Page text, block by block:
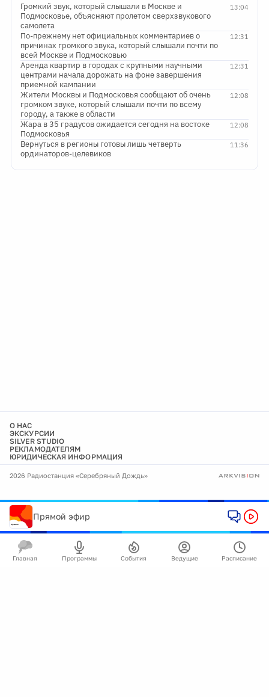
13:04
Громкий звук, который слышали в Москве и
Подмосковье, объясняют пролетом сверхзвукового
самолета
12:31
По-прежнему нет официальных комментариев о
причинах громкого звука, который слышали почти по
всей Москве и Подмосковью
12:31
Аренда квартир в городах с крупными научными
центрами начала дорожать на фоне завершения
приемной кампании
12:08
Жители Москвы и Подмосковья сообщают об очень
громком звуке, который слышали почти по всему
городу, а также в области
12:08
Жара в 35 градусов ожидается сегодня на востоке
Подмосковья
11:36
Вернуться в регионы готовы лишь четверть
ординаторов-целевиков
О НАС
ЭКСКУРСИИ
SILVER STUDIO
РЕКЛАМОДАТЕЛЯМ
ЮРИДИЧЕСКАЯ ИНФОРМАЦИЯ
2026 Радиостанция «Серебряный Дождь»
Прямой эфир
Главная Программы События Ведущие Расписание